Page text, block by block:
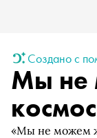
Создано с
Мы не
«Мы не можем